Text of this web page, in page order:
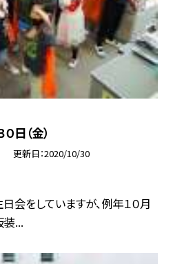
（金）
更新日 2020/10/30
会をしていますが、例年１０月
装...